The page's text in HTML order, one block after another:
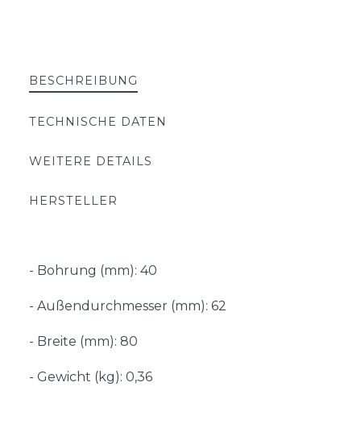
BESCHREIBUNG
TECHNISCHE DATEN
WEITERE DETAILS
HERSTELLER
- Bohrung (mm): 40
- Außendurchmesser (mm): 62
- Breite (mm): 80
- Gewicht (kg): 0,36